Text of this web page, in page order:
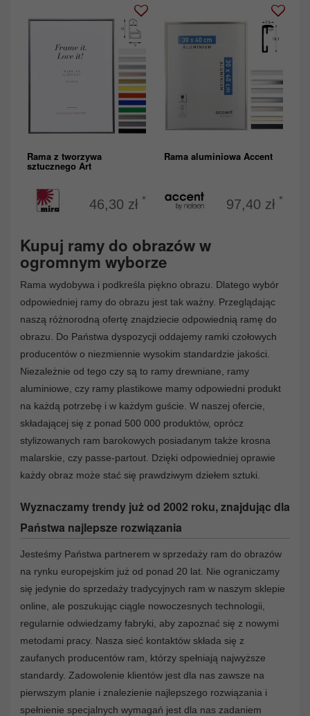
Rama z tworzywa
sztucznego Art
46,30 zł *
Rama aluminiowa Accent
97,40 zł *
Kupuj ramy do obrazów w
ogromnym wyborze
Rama wydobywa i podkreśla piękno obrazu. Dlatego wybór
odpowiedniej ramy do obrazu jest tak ważny. Przeglądając
naszą różnorodną ofertę znajdziecie odpowiednią ramę do
obrazu. Do Państwa dyspozycji oddajemy ramki czołowych
producentów o niezmiennie wysokim standardzie jakości.
Niezależnie od tego czy są to ramy drewniane, ramy
aluminiowe, czy ramy plastikowe mamy odpowiedni produkt
na każdą potrzebę i w każdym guście. W naszej ofercie,
składającej się z ponad 500 000 produktów, oprócz
stylizowanych ram barokowych posiadanym także krosna
malarskie, czy passe-partout. Dzięki odpowiedniej oprawie
każdy obraz może stać się prawdziwym dziełem sztuki.
Wyznaczamy trendy już od 2002 roku, znajdując dla
Państwa najlepsze rozwiązania
Jesteśmy Państwa partnerem w sprzedaży ram do obrazów
na rynku europejskim już od ponad 20 lat. Nie ograniczamy
się jedynie do sprzedaży tradycyjnych ram w naszym sklepie
online, ale poszukując ciągle nowoczesnych technologii,
regularnie odwiedzamy fabryki, aby zapoznać się z nowymi
metodami pracy. Nasza sieć kontaktów składa się z
zaufanych producentów ram, którzy spełniają najwyższe
standardy. Zadowolenie klientów jest dla nas zawsze na
pierwszym planie i znalezienie najlepszego rozwiązania i
spełnienie specjalnych wymagań jest dla nas zadaniem